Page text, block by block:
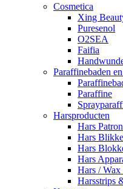
Cosmetica
Xing
Puresenol
O2SEA
Faifia
Paraffinebaden
Paraffine
Harsproducten
Hars
Hars
Hars
Hars
Hars / Wax
Harsstrips